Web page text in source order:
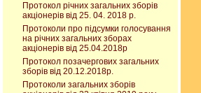
Протокол річних загальних зборів
акціонерів від 25. 04. 2018 р.
Протоколи про підсумки голосування
на річних загальних зборах
акціонерів від 25.04.2018р
Протокол позачергових загальних
зборів від 20.12.2018р.
Протоколи загальних зборів